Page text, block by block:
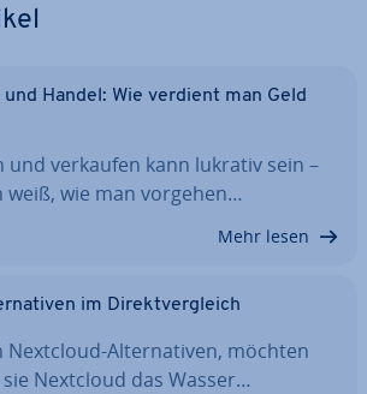
und Handel: Wie verdient man Geld
und verkaufen kann lukrativ sein –
weiß, wie man vorgehen…
Mehr lesen
im Di­rekt­ver­gleich
Nextcloud-Al­ter­na­ti­ven, möchten
Nextcloud das Wasser…